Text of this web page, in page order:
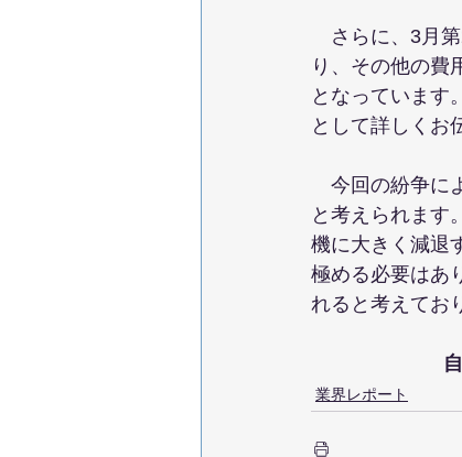
さらに、3月第
り、その他の費
となっています
として詳しくお
今回の紛争に
と考えられます
機に大きく減退
極める必要はあ
れると考えてお
業界レポート